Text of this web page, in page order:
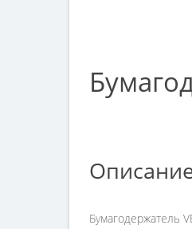
Бумагодержатель